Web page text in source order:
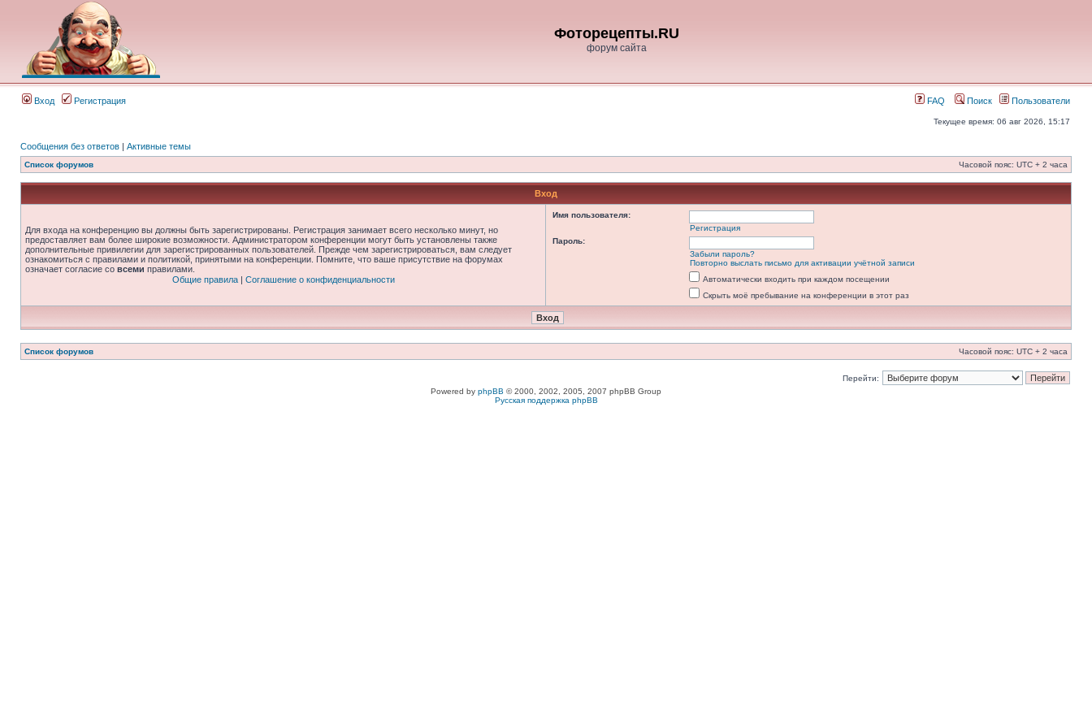
Фоторецепты.RU
форум сайта
Вход Регистрация FAQ Поиск Пользователи
Текущее время: 06 авг 2026, 15:17
Сообщения без ответов | Активные темы
Список форумов Часовой пояс: UTC + 2 часа
Вход
Для входа на конференцию вы должны быть зарегистрированы. Регистрация занимает всего несколько минут, но
предоставляет вам более широкие возможности. Администратором конференции могут быть установлены также
дополнительные привилегии для зарегистрированных пользователей. Прежде чем зарегистрироваться, вам следует
ознакомиться с правилами и политикой, принятыми на конференции. Помните, что ваше присутствие на форумах
означает согласие со всеми правилами.
Общие правила| Соглашение о конфиденциальности
Имя пользователя:
Регистрация
Пароль:
Забыли пароль?
Повторно выслать письмо для активации учётной записи
Автоматически входить при каждом посещении
Скрыть моё пребывание на конференции в этот раз
Список форумов Часовой пояс: UTC + 2 часа
Перейти:
Powered by phpBB © 2000, 2002, 2005, 2007 phpBB Group
Русская поддержка phpBB